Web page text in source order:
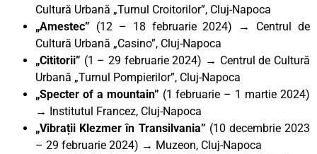
Cultură Urbană „Turnul Croitorilor”, Cluj-Napoca
„Amestec” (12 – 18 februarie 2024) → Centrul de
Cultură Urbană „Casino”, Cluj-Napoca
„Cititorii” (1 – 29 februarie 2024) → Centrul de Cultură
Urbană „Turnul Pompierilor”, Cluj-Napoca
„Specter of a mountain” (1 februarie – 1 martie 2024)
→ Institutul Francez, Cluj-Napoca
„Vibrații Klezmer în Transilvania” (10 decembrie 2023
– 29 februarie 2024) → Muzeon, Cluj-Napoca